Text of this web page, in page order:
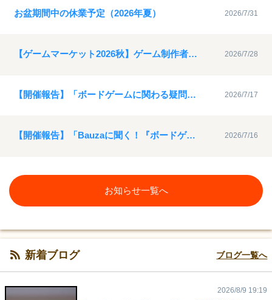
お盆期間中の休業予定（2026年夏） 2026/7/31
【ゲームマーケット2026秋】ゲーム制作者支援動画サポーターの募集について 2026/7/28
【開催報告】「ボードゲームに関わる疑問を解決！ゲムマ座談会６」アーカイブ動画を公開 2026/7/17
【開催報告】「Bauzaに聞く！『ボードゲームのデザインとは？』」アーカイブ動画を公開 2026/7/16
お知らせ一覧へ
新着ブログ ブログ一覧へ
2026/8/9 19:19